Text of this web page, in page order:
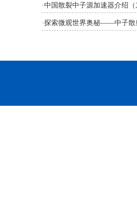
·中国散裂中子源加速器介绍（
·探索微观世界奥秘——中子散